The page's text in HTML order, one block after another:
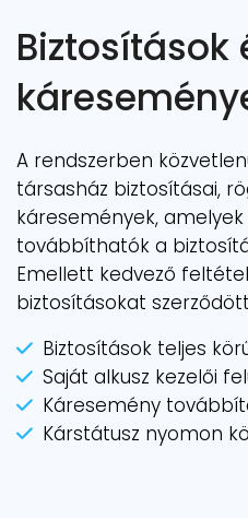
Biztosítások
A rendszerben
társasház biztosításai,
káresemények,
továbbíthatók a
Emellett kedvező
biztosításokat
Biztosítások teljes
Saját alkusz kezelői
Káresemény
Kárstátusz nyomon